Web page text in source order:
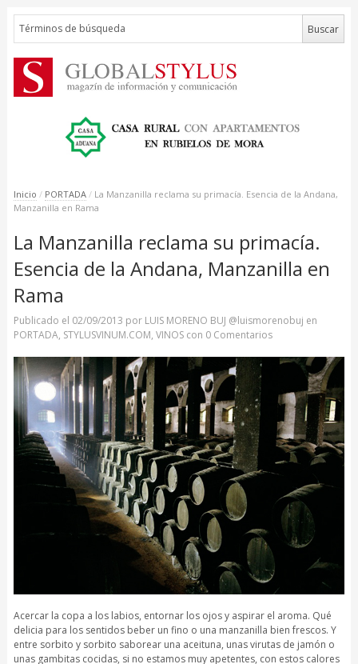
Inicio / PORTADA / La Manzanilla reclama su primacía. Esencia de la Andana,
Manzanilla en Rama
La Manzanilla reclama su primacía.
Esencia de la Andana, Manzanilla en
Rama
Publicado el 02/09/2013 por LUIS MORENO BUJ @luismorenobuj en
PORTADA, STYLUSVINUM.COM, VINOS con 0 Comentarios
Acercar la copa a los labios, entornar los ojos y aspirar el aroma. Qué
delicia para los sentidos beber un fino o una manzanilla bien frescos. Y
entre sorbito y sorbito saborear una aceituna, unas virutas de jamón o
unas gambitas cocidas, si no estamos muy apetentes, con estos calores